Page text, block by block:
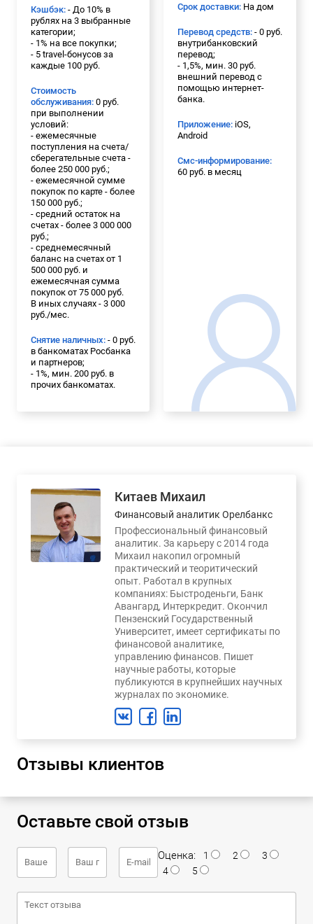
Кэшбэк: - До 10% в
рублях на 3 выбранные
категории;
- 1% на все покупки;
- 5 travel-бонусов за
каждые 100 руб.
Стоимость
обслуживания: 0 руб.
при выполнении
условий:
- ежемесячные
поступления на счета/
сберегательные счета -
более 250 000 руб.;
- ежемесячной сумме
покупок по карте - более
150 000 руб.;
- средний остаток на
счетах - более 3 000 000
руб.;
- среднемесячный
баланс на счетах от 1
500 000 руб. и
ежемесячная сумма
покупок от 75 000 руб.
В иных случаях - 3 000
руб./мес.
Снятие наличных: - 0 руб.
в банкоматах Росбанка
и партнеров;
- 1%, мин. 200 руб. в
прочих банкоматах.
Срок доставки: На дом
Перевод средств: - 0 руб.
внутрибанковский
перевод;
- 1,5%, мин. 30 руб.
внешний перевод с
помощью интернет-
банка.
Приложение: iOS,
Android
Смс-информирование:
60 руб. в месяц
Китаев Михаил
Финансовый аналитик Орелбанкс
Профессиональный финансовый
аналитик. За карьеру с 2014 года
Михаил накопил огромный
практический и теоритический
опыт. Работал в крупных
компаниях: Быстроденьги, Банк
Авангард, Интеркредит. Окончил
Пензенский Государственный
Университет, имеет сертификаты по
финансовой аналитике,
управлению финансов. Пишет
научные работы, которые
публикуются в крупнейших научных
журналах по экономике.
Отзывы клиентов
Оставьте свой отзыв
Оценка: 1 2
3
4
5